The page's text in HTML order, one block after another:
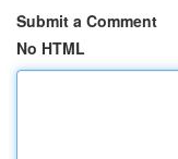
Submit a Comment
No HTML